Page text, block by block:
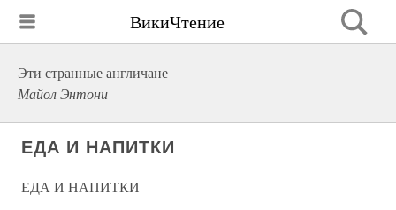
ВикиЧтение
Эти странные англичане
Майол Энтони
ЕДА И НАПИТКИ
ЕДА И НАПИТКИ